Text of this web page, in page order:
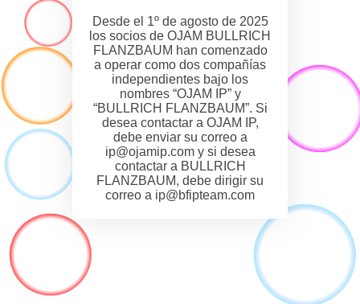
Desde el 1º de agosto de 2025
los socios de OJAM BULLRICH
FLANZBAUM han comenzado
a operar como dos compañías
independientes bajo los
nombres “OJAM IP” y
“BULLRICH FLANZBAUM”. Si
desea contactar a OJAM IP,
debe enviar su correo a
ip@ojamip.com y si desea
contactar a BULLRICH
FLANZBAUM, debe dirigir su
correo a ip@bfipteam.com